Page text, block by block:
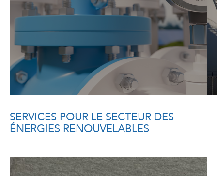
SERVICES POUR LE SECTEUR DES
ÉNERGIES RENOUVELABLES